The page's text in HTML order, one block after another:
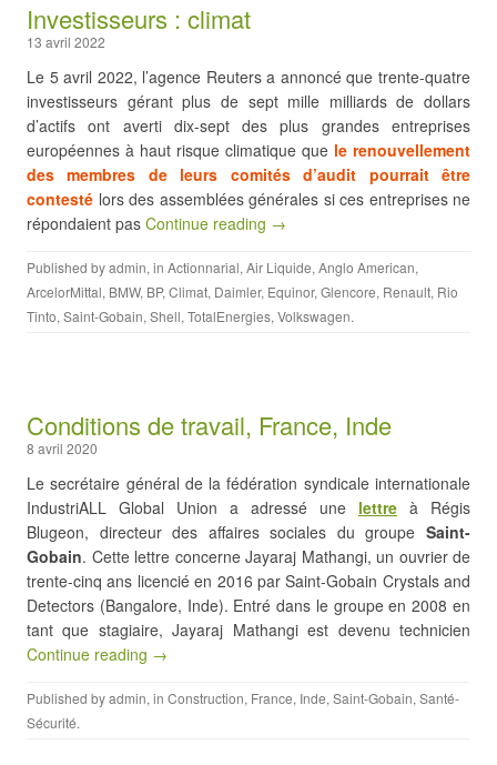
Investisseurs : climat
13 avril 2022
Le 5 avril 2022, l’agence Reuters a annoncé que trente-quatre
investisseurs gérant plus de sept mille milliards de dollars
d’actifs ont averti dix-sept des plus grandes entreprises
européennes à haut risque climatique que le renouvellement
des membres de leurs comités d’audit pourrait être
contesté lors des assemblées générales si ces entreprises ne
répondaient pas Continue reading →
Published byadmin, in Actionnarial, Air Liquide, Anglo American,
ArcelorMittal, BMW, BP, Climat, Daimler, Equinor, Glencore, Renault, Rio
Tinto, Saint-Gobain, Shell, TotalEnergies, Volkswagen.
Conditions de travail, France, Inde
8 avril 2020
Le secrétaire général de la fédération syndicale internationale
IndustriALL Global Union a adressé une lettre à Régis
Blugeon, directeur des affaires sociales du groupe Saint-
Gobain. Cette lettre concerne Jayaraj Mathangi, un ouvrier de
trente-cinq ans licencié en 2016 par Saint-Gobain Crystals and
Detectors (Bangalore, Inde). Entré dans le groupe en 2008 en
tant que stagiaire, Jayaraj Mathangi est devenu technicien
Continue reading →
Published byadmin, in Construction, France, Inde, Saint-Gobain, Santé-
Sécurité.